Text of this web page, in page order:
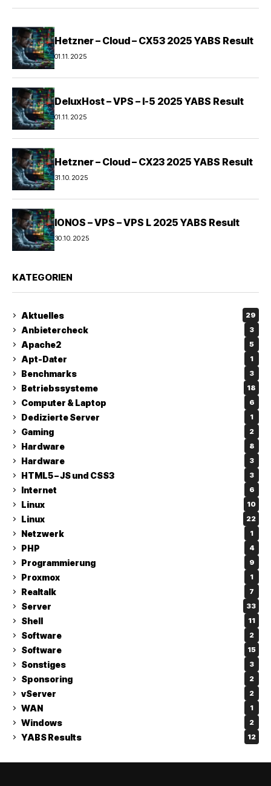
Hetzner – Cloud – CX53 2025 YABS Result
01.11.2025
DeluxHost – VPS – I-5 2025 YABS Result
01.11.2025
Hetzner – Cloud – CX23 2025 YABS Result
31.10.2025
IONOS – VPS – VPS L 2025 YABS Result
30.10.2025
KATEGORIEN
Aktuelles 29
Anbietercheck 3
Apache2 5
Apt-Dater 1
Benchmarks 3
Betriebssysteme 18
Computer & Laptop 6
Dedizierte Server 1
Gaming 2
Hardware 8
Hardware 3
HTML5 – JS und CSS3 3
Internet 6
Linux 10
Linux 22
Netzwerk 1
PHP 4
Programmierung 9
Proxmox 1
Realtalk 7
Server 33
Shell 11
Software 2
Software 15
Sonstiges 3
Sponsoring 2
vServer 2
WAN 1
Windows 2
YABS Results 12